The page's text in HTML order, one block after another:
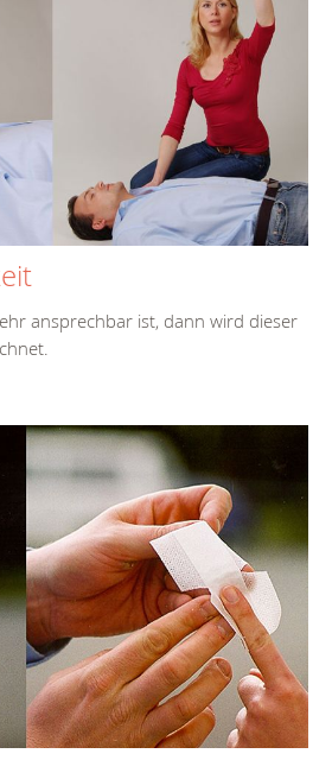
ansprechbar ist, dann wird dieser